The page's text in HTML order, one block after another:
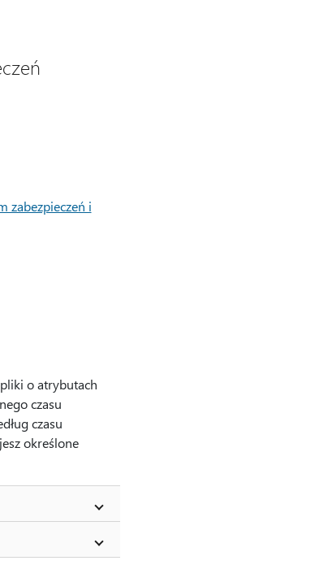
zabezpieczeń i
o atrybutach
czasu
czasu
określone